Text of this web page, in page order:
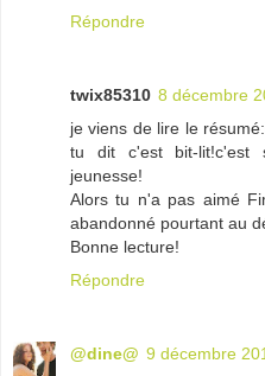
Répondre
twix85310 8 décembre
je viens de lire le
tu dit c'est bit-lit!c'est
jeunesse!
Alors tu n'a pas aimé
abandonné pourtant au
Bonne lecture!
Répondre
@dine@ 9 décembre